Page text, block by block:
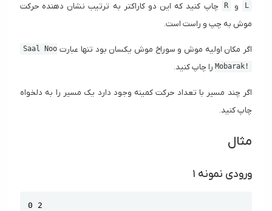
L و R
چاپ کنید که این دو کاراکتر به ترتیب نشان دهنده حرکت
موش به چپ و راست است.
اگر مکان اولیه موش و سوراخ موش یکسان بود تنها عبارت Saal Noo
Mobarak!را چاپ کنید.
اگر چند مسیر با تعداد حرکت کمینه وجود دارد یک مسیر را به دلخواه
چاپ کنید.
مثال
ورودی نمونه ۱
0 2